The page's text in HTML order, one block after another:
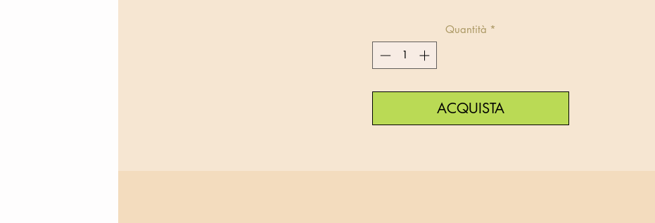
Quantità *
ACQUISTA